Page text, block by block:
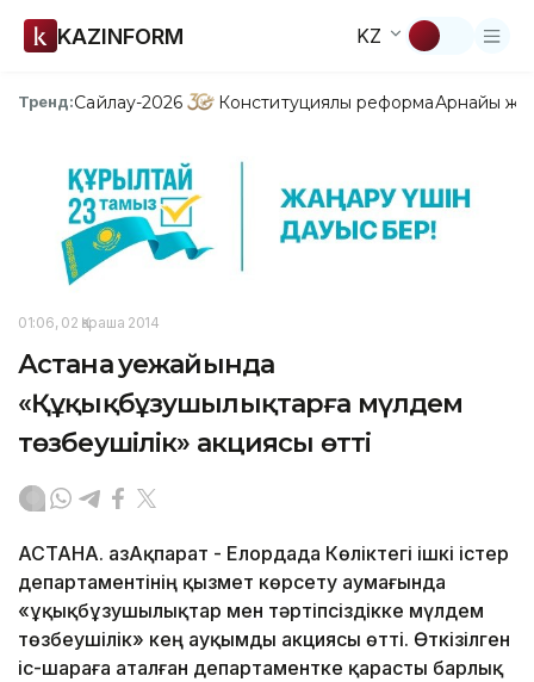
KAZINFORM KZ
Тренд:Сайлау-2026 Конституциялық реформаАрнайы
01:06, 02 Қараша 2014
Астана әуежайында
«Құқықбұзушылықтарға мүлдем
төзбеушілік» акциясы өтті
АСТАНА. ҚазАқпарат - Елордада Көліктегі ішкі істер
департаментінің қызмет көрсету аумағында
«Құқықбұзушылықтар мен тәртіпсіздікке мүлдем
төзбеушілік» кең ауқымды акциясы өтті. Өткізілген
іс-шараға аталған департаментке қарасты барлық